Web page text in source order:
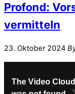
Profond:
vermitteln
23. Oktober 2024